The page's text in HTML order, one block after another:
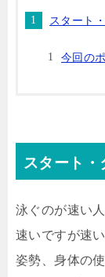
スタート
今回の
スタート・
泳ぐのが速い
速いですが速
姿勢、身体の